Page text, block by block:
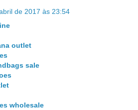
de 2017 às 23:54
outlet
sale
wholesale